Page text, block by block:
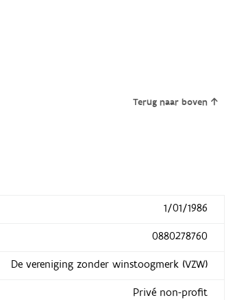
Terug naar boven
1/01/1986
0880278760
De vereniging zonder winstoogmerk (VZW)
Privé non-profit